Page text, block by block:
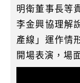
明衛董事長等
李金興協理解
產線」運作情
開場表演，場